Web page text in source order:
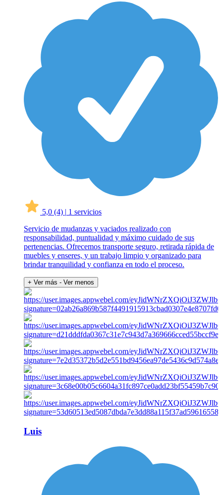
5,0 (4) | 1 servicios
Servicio de mudanzas y vaciados realizado con
responsabilidad, puntualidad y máximo cuidado de sus
pertenencias. Ofrecemos transporte seguro, retirada rápida de
muebles y enseres, y un trabajo limpio y organizado para
brindar tranquilidad y confianza en todo el proceso.
+ Ver más - Ver menos
Luis